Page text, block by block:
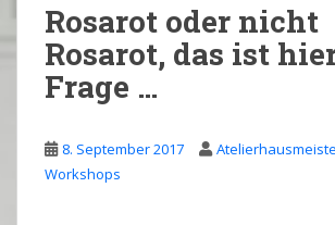
Rosarot oder nicht
Rosarot, das ist
Frage …
8. September 2017
Workshops